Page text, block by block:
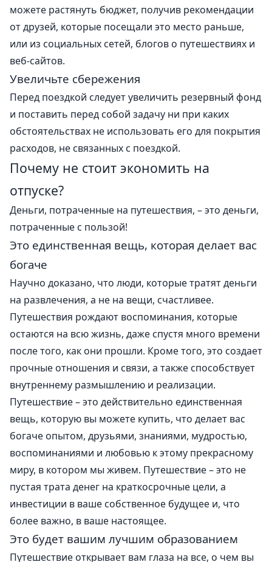
можете растянуть бюджет, получив рекомендации
от друзей, которые посещали это место раньше,
или из социальных сетей, блогов о путешествиях и
веб-сайтов.
Увеличьте сбережения
Перед поездкой следует увеличить резервный фонд
и поставить перед собой задачу ни при каких
обстоятельствах не использовать его для покрытия
расходов, не связанных с поездкой.
Почему не стоит экономить на
отпуске?
Деньги, потраченные на путешествия, – это деньги,
потраченные с пользой!
Это единственная вещь, которая делает вас
богаче
Научно доказано, что люди, которые тратят деньги
на развлечения, а не на вещи, счастливее.
Путешествия рождают воспоминания, которые
остаются на всю жизнь, даже спустя много времени
после того, как они прошли. Кроме того, это создает
прочные отношения и связи, а также способствует
внутреннему размышлению и реализации.
Путешествие – это действительно единственная
вещь, которую вы можете купить, что делает вас
богаче опытом, друзьями, знаниями, мудростью,
воспоминаниями и любовью к этому прекрасному
миру, в котором мы живем. Путешествие – это не
пустая трата денег на краткосрочные цели, а
инвестиции в ваше собственное будущее и, что
более важно, в ваше настоящее.
Это будет вашим лучшим образованием
Путешествие открывает вам глаза на все, о чем вы